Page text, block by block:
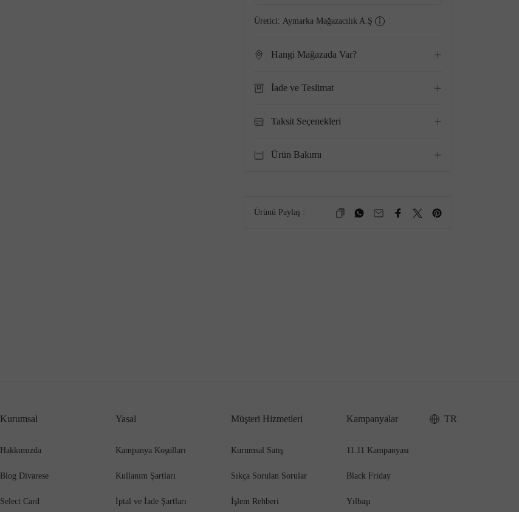
Üretici:Aymarka Mağazacılık A.Ş
Hangi Mağazada Var?
İade ve Teslimat
Taksit Seçenekleri
Ürün Bakımı
Ürünü Paylaş :
Kurumsal
Hakkımızda
Blog Divarese
Select Card
Yasal
Kampanya Koşulları
Kullanım Şartları
İptal ve İade Şartları
Müşteri Hizmetleri
Kurumsal Satış
Sıkça Sorulan Sorular
İşlem Rehberi
Kampanyalar
11.11 Kampanyası
Black Friday
Yılbaşı
TR